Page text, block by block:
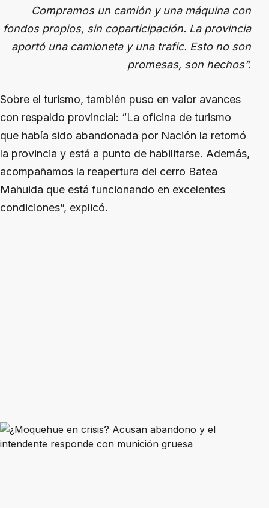
Compramos un camión y una máquina con
fondos propios, sin coparticipación. La provincia
aportó una camioneta y una trafic. Esto no son
promesas, son hechos”.
Sobre el turismo, también puso en valor avances
con respaldo provincial: “La oficina de turismo
que había sido abandonada por Nación la retomó
la provincia y está a punto de habilitarse. Además,
acompañamos la reapertura del cerro Batea
Mahuida que está funcionando en excelentes
condiciones”, explicó.